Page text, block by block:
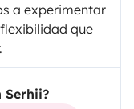
a experimentar
que
Serhii?